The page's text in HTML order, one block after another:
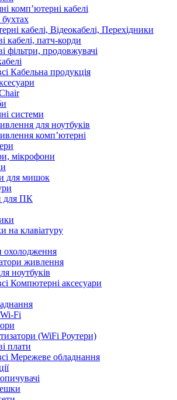
комп’ютерні кабелі
бухтах
кабелі, Відеокабелі, Перехідники
кабелі, патч-корди
фільтри, продовжувачі
Кабельна продукція
системи
для ноутбуків
комп’ютерні
мікрофони
для мишок
для ПК
на клавіатуру
охолодження
живлення
ноутбуків
Компютерні аксесуари
Fi
(WiFi Роутери)
плати
Мережеве обладнання